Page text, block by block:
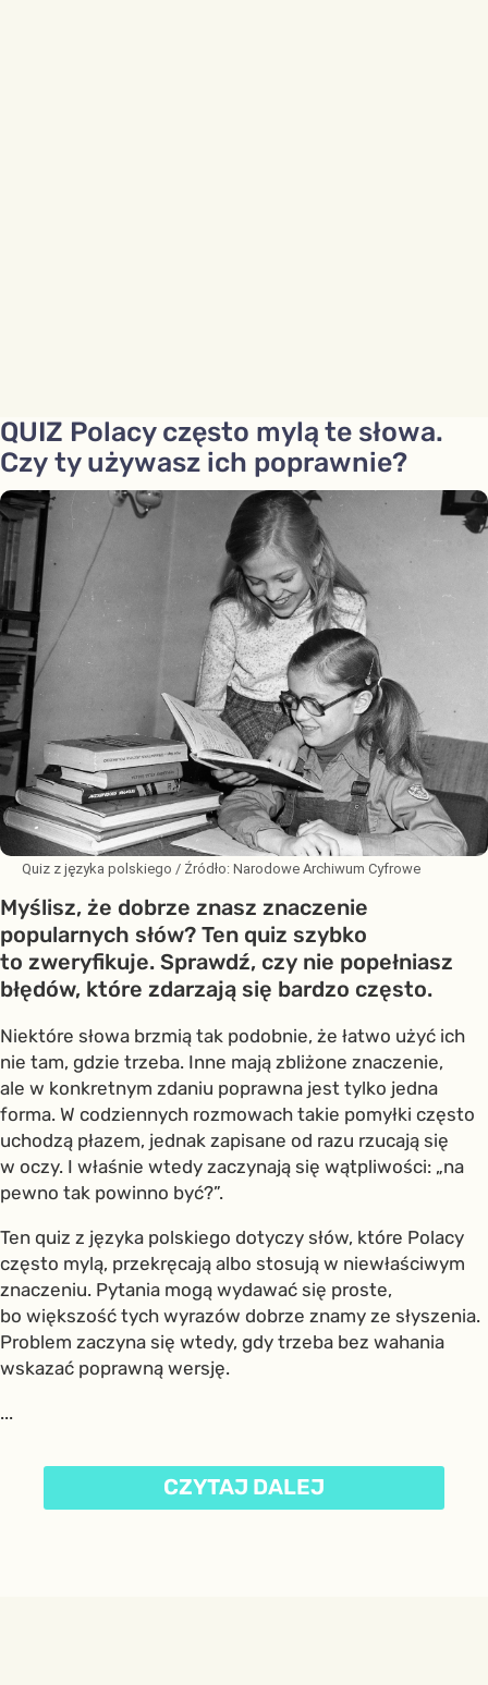
QUIZ Polacy często mylą te słowa.
Czy ty używasz ich poprawnie?
Quiz z języka polskiego / Źródło: Narodowe Archiwum Cyfrowe
Myślisz, że dobrze znasz znaczenie
popularnych słów? Ten quiz szybko
to zweryfikuje. Sprawdź, czy nie popełniasz
błędów, które zdarzają się bardzo często.
Niektóre słowa brzmią tak podobnie, że łatwo użyć ich
nie tam, gdzie trzeba. Inne mają zbliżone znaczenie,
ale w konkretnym zdaniu poprawna jest tylko jedna
forma. W codziennych rozmowach takie pomyłki często
uchodzą płazem, jednak zapisane od razu rzucają się
w oczy. I właśnie wtedy zaczynają się wątpliwości: „na
pewno tak powinno być?”.
Ten quiz z języka polskiego dotyczy słów, które Polacy
często mylą, przekręcają albo stosują w niewłaściwym
znaczeniu. Pytania mogą wydawać się proste,
bo większość tych wyrazów dobrze znamy ze słyszenia.
Problem zaczyna się wtedy, gdy trzeba bez wahania
wskazać poprawną wersję.
...
CZYTAJ DALEJ